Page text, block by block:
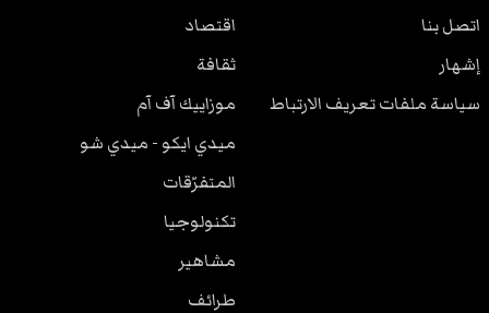
اتصل بنا
إشهار
سياسة ملفات تعريف الارتباط
اقتصاد
ثقافة
موزاييك آف آم
ميدي ايكو - ميدي شو
المتفرّقات
تكنولوجيا
مشاهير
طرائف